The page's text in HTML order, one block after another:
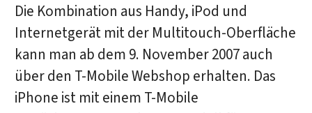
Die Kombination aus Handy, iPod und
Internetgerät mit der Multitouch-Oberfläche
kann man ab dem 9. November 2007 auch
über den T-Mobile Webshop erhalten. Das
iPhone ist mit einem T-Mobile